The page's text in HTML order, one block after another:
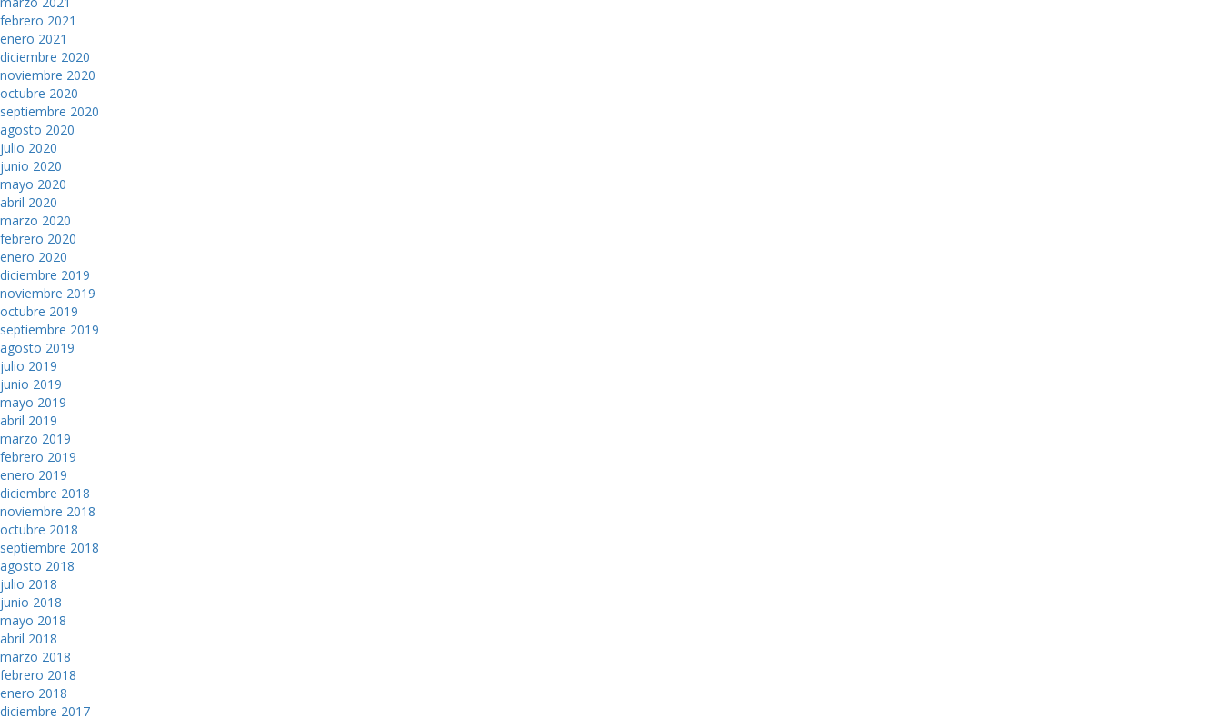
febrero 2021
enero 2021
diciembre 2020
noviembre 2020
octubre 2020
septiembre 2020
agosto 2020
julio 2020
junio 2020
mayo 2020
abril 2020
marzo 2020
febrero 2020
enero 2020
diciembre 2019
noviembre 2019
octubre 2019
septiembre 2019
agosto 2019
julio 2019
junio 2019
mayo 2019
abril 2019
marzo 2019
febrero 2019
enero 2019
diciembre 2018
noviembre 2018
octubre 2018
septiembre 2018
agosto 2018
julio 2018
junio 2018
mayo 2018
abril 2018
marzo 2018
febrero 2018
enero 2018
diciembre 2017